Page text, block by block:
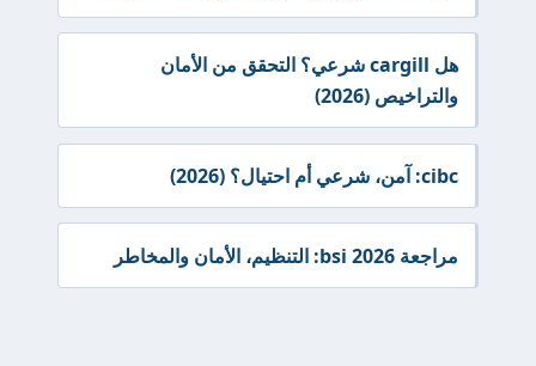
هل cargill شرعي؟ التحقق من الأمان
والتراخيص (2026)
cibc: آمن، شرعي أم احتيال؟ (2026)
مراجعة bsi 2026: التنظيم، الأمان والمخاطر